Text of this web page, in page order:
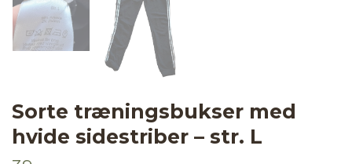
Sorte træningsbukser med
hvide sidestriber – str. L